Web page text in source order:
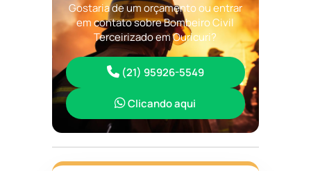
Gostaria de um orçamento ou entrar
em contato sobre Bombeiro Civil
Terceirizado em Ouricuri?
(21) 95926-5549
Clicando aqui